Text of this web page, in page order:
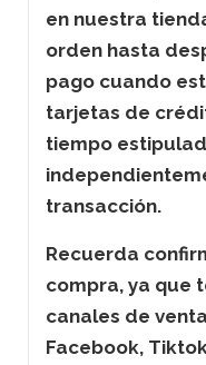
en nuestra
orden hasta
pago cuando
tarjetas de
tiempo
transacción.
Recuerda
compra, ya que
canales de
Facebook,